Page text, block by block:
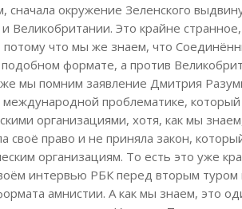
сначала окружение Зеленского
Великобритании. Это крайне
что мы же знаем, что
подобном формате, а против
мы помним заявление Дмитрия
международной проблематике,
организациями, хотя, как мы
своё право и не приняла закон,
организациям. То есть это уже
интервью РБК перед вторым туром
амнистии. А как мы знаем, это